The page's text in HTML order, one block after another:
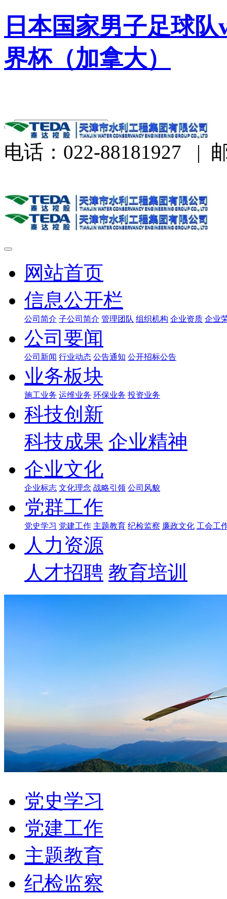
日本国家男子足球
界杯（加拿大）
电话：022-88181927 |
网站首页
信息公开栏
公司简介 子公司简介 管理团队 组织机构 企业资质 企业
公司要闻
公司新闻 行业动态 公告通知 公开招标公告
业务板块
施工业务 运维业务 环保业务 投资业务
科技创新
科技成果 企业精神
企业文化
企业标志 文化理念 战略引领 公司风貌
党群工作
党史学习 党建工作 主题教育 纪检监察 廉政文化 工会工
人力资源
人才招聘 教育培训
党史学习
党建工作
主题教育
纪检监察